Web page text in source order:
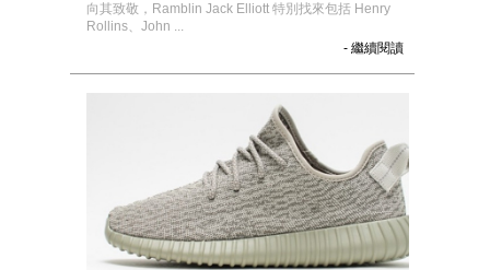
向其致敬，Ramblin Jack Elliott 特別找來包括 Henry
Rollins、John ...
- 繼續閱讀